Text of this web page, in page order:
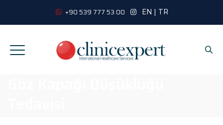
+90 539 777 53 00 EN | TR